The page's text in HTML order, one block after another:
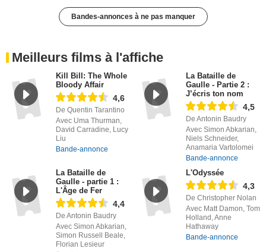
Bandes-annonces à ne pas manquer
Meilleurs films à l'affiche
Kill Bill: The Whole
Bloody Affair
4,6
De Quentin Tarantino
Avec Uma Thurman,
David Carradine, Lucy
Liu
Bande-annonce
La Bataille de
Gaulle - Partie 2 :
J’écris ton nom
4,5
De Antonin Baudry
Avec Simon Abkarian,
Niels Schneider,
Anamaria Vartolomei
Bande-annonce
La Bataille de
Gaulle - partie 1 :
L'Âge de Fer
4,4
De Antonin Baudry
Avec Simon Abkarian,
Simon Russell Beale,
Florian Lesieur
L'Odyssée
4,3
De Christopher Nolan
Avec Matt Damon, Tom
Holland, Anne
Hathaway
Bande-annonce